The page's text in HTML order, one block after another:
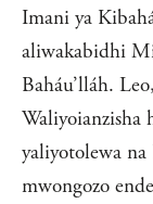
Imani ya
aliwakabidhi
Baháu’lláh.
Waliyoianzisha
yaliyotolewa na
mwongozo